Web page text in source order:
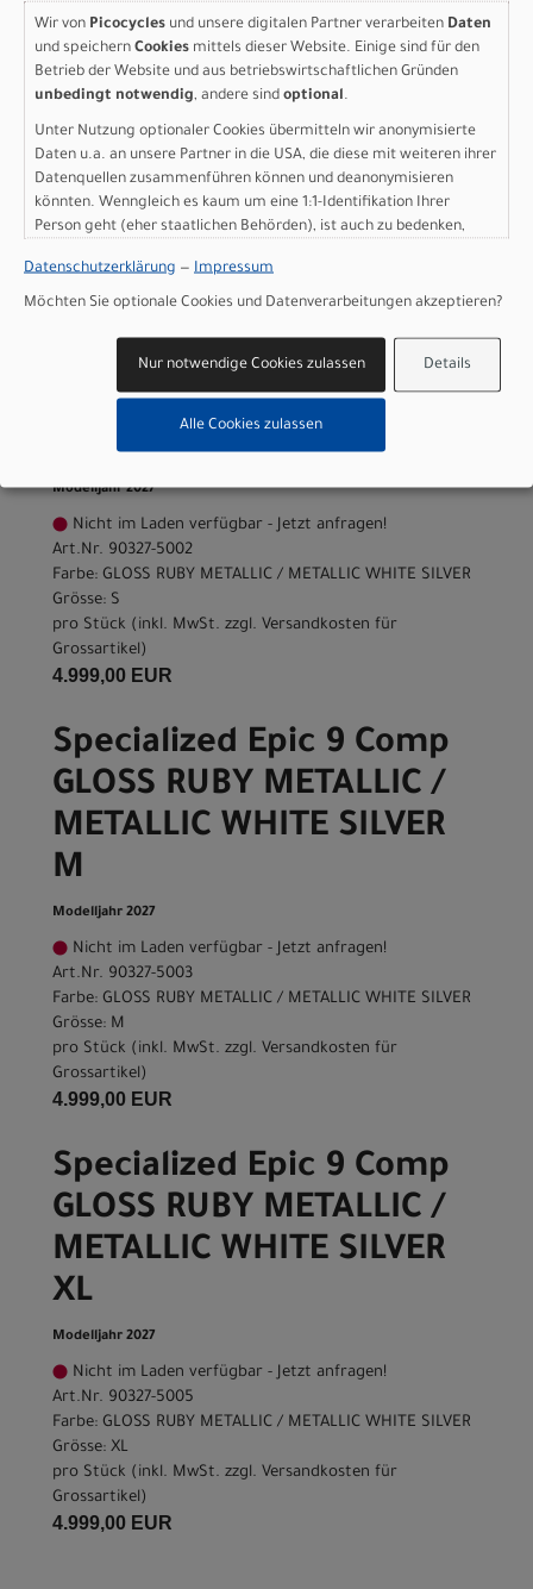
Herstellerdaten gem. GPSR
Hauptstr. 4
D-83607 Holzkirchen
Varianten
Specialized Epic 9 Comp
GLOSS RUBY METALLIC /
METALLIC WHITE SILVER S
Modelljahr 2027
Nicht im Laden verfügbar - Jetzt anfragen!
Art.Nr. 90327-5002
Farbe: GLOSS RUBY METALLIC / METALLIC WHITE SILVER
Grösse: S
pro Stück (inkl. MwSt. zzgl. Versandkosten für
Grossartikel)
4.999,00 EUR
Specialized Epic 9 Comp
GLOSS RUBY METALLIC /
METALLIC WHITE SILVER
M
Modelljahr 2027
Nicht im Laden verfügbar - Jetzt anfragen!
Art.Nr. 90327-5003
Farbe: GLOSS RUBY METALLIC / METALLIC WHITE SILVER
Grösse: M
pro Stück (inkl. MwSt. zzgl. Versandkosten für
Grossartikel)
4.999,00 EUR
Specialized Epic 9 Comp
GLOSS RUBY METALLIC /
METALLIC WHITE SILVER
XL
Modelljahr 2027
Nicht im Laden verfügbar - Jetzt anfragen!
Art.Nr. 90327-5005
Farbe: GLOSS RUBY METALLIC / METALLIC WHITE SILVER
Grösse: XL
pro Stück (inkl. MwSt. zzgl. Versandkosten für
Grossartikel)
4.999,00 EUR
Wir von Picocycles und unsere digitalen Partner verarbeiten Daten
und speichern Cookies mittels dieser Website. Einige sind für den
Betrieb der Website und aus betriebswirtschaftlichen Gründen
unbedingt notwendig, andere sind optional.
Unter Nutzung optionaler Cookies übermitteln wir anonymisierte
Daten u.a. an unsere Partner in die USA, die diese mit weiteren ihrer
Datenquellen zusammenführen können und deanonymisieren
könnten. Wenngleich es kaum um eine 1:1-Identifikation Ihrer
Person geht (eher staatlichen Behörden), ist auch zu bedenken,
sind wie bei uns in der Europäischen Union.
Datenschutzerklärung — Impressum
Möchten Sie optionale Cookies und Datenverarbeitungen akzeptieren?
Details
Nur notwendige Cookies zulassen
Alle Cookies zulassen